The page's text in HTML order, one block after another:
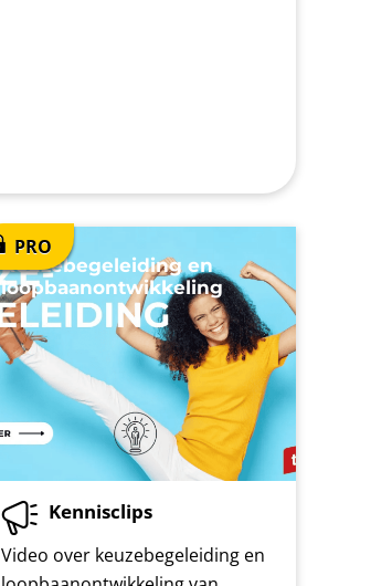
Keuzebegeleiding en
loopbaanontwikkeling
Kennisclips
Video over keuzebegeleiding en